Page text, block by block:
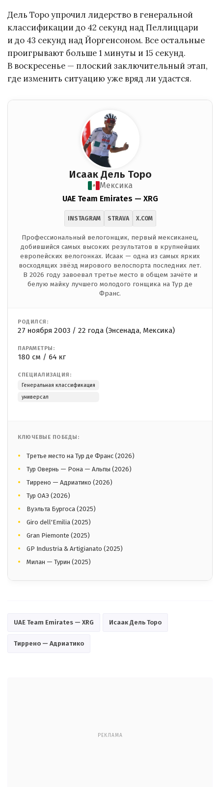
Дель Торо упрочил лидерство в генеральной
классификации до 42 секунд над Пеллиццари
и до 43 секунд над Йоргенсоном. Все остальные
проигрывают больше 1 минуты и 15 секунд.
В воскресенье — плоский заключительный этап,
где изменить ситуацию уже вряд ли удастся.
Исаак Дель Торо
Мексика
UAE Team Emirates — XRG
INSTAGRAM STRAVA X.COM
Профессиональный велогонщик, первый мексиканец,
добившийся самых высоких результатов в крупнейших
европейских велогонках. Исаак — одна из самых ярких
восходящих звёзд мирового велоспорта последних лет.
В 2026 году завоевал третье место в общем зачёте и
белую майку лучшего молодого гонщика на Тур де
Франс.
РОДИЛСЯ:
27 ноября 2003 / 22 года (Энсенада, Мексика)
ПАРАМЕТРЫ:
180 см / 64 кг
СПЕЦИАЛИЗАЦИЯ:
Генеральная классификация
универсал
КЛЮЧЕВЫЕ ПОБЕДЫ:
Третье место на Тур де Франс (2026)
Тур Овернь — Рона — Альпы (2026)
Тиррено — Адриатико (2026)
Тур ОАЭ (2026)
Вуэльта Бургоса (2025)
Giro dell'Emilia (2025)
Gran Piemonte (2025)
GP Industria & Artigianato (2025)
Милан — Турин (2025)
UAE Team Emirates — XRG Исаак Дель Торо
Тиррено — Адриатико
РЕКЛАМА